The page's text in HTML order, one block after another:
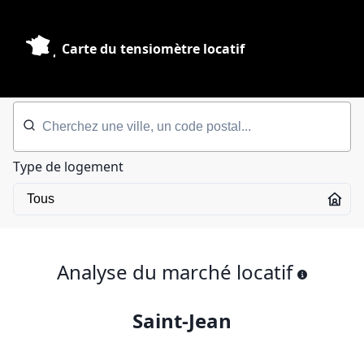
Carte du tensiomètre locatif
Type de logement
Analyse du marché locatif
Saint-Jean